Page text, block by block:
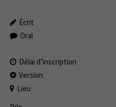
Écrit
Oral
Délai d’inscription
Version
Lieu